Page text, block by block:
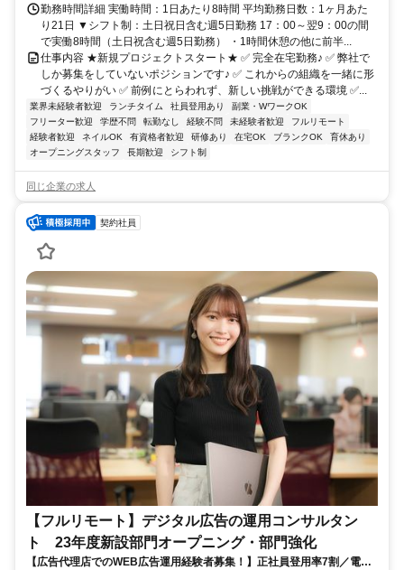
勤務時間詳細 実働時間：1日あたり8時間 平均勤務日数：1ヶ月あた
り21日 ▼シフト制：土日祝日含む週5日勤務 17：00～翌9：00の間
で実働8時間（土日祝含む週5日勤務） ・1時間休憩の他に前半...
仕事内容 ★新規プロジェクトスタート★ ✅ 完全在宅勤務♪ ✅ 弊社で
しか募集をしていないポジションです♪ ✅ これからの組織を一緒に形
づくるやりがい ✅ 前例にとらわれず、新しい挑戦ができる環境 ✅...
業界未経験者歓迎 ランチタイム 社員登用あり
副業・WワークOK
フリーター歓迎
学歴不問 転勤なし 経験不問 未経験者歓迎
フルリモート
経験者歓迎
ネイルOK 有資格者歓迎 研修あり 在宅OK ブランクOK
育休あり
オープニングスタッフ
長期歓迎 シフト制
同じ企業の求人
契約社員
【フルリモート】デジタル広告の運用コンサルタン
ト 23年度新設部門オープニング・部門強化
【広告代理店でのWEB広告運用経験者募集！】正社員登用率7割／電通